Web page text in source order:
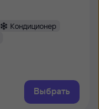
Кондиционер
Выбрать